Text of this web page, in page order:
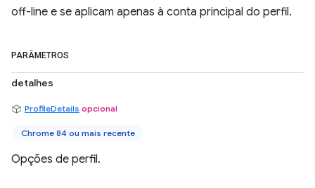
off-line e se aplicam apenas à conta principal do perfil.
PARÂMETROS
detalhes
ProfileDetails opcional
Chrome 84 ou mais recente
Opções de perfil.